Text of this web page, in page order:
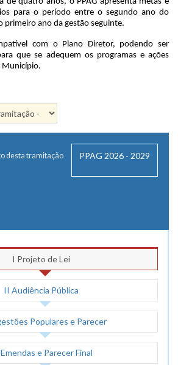
para o período entre o segundo ano do
primeiro ano da gestão seguinte.
com o Plano Diretor, podendo ser
que se adequem os programas e ações
Município.
desta tramitação PPAG 2026 - 2029
I Projeto de Lei
II Audiência Pública
Populares e Parecer
e Parecer Final